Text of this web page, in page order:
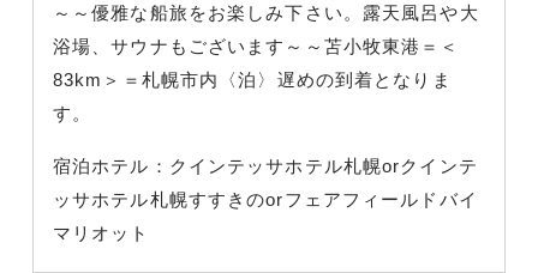
～～優雅な船旅をお楽しみ下さい。露天風呂や大
浴場、サウナもございます～～苫小牧東港＝＜
83km＞＝札幌市内〈泊〉遅めの到着となりま
す。
宿泊ホテル：クインテッサホテル札幌orクインテ
ッサホテル札幌すすきのorフェアフィールドバイ
マリオット